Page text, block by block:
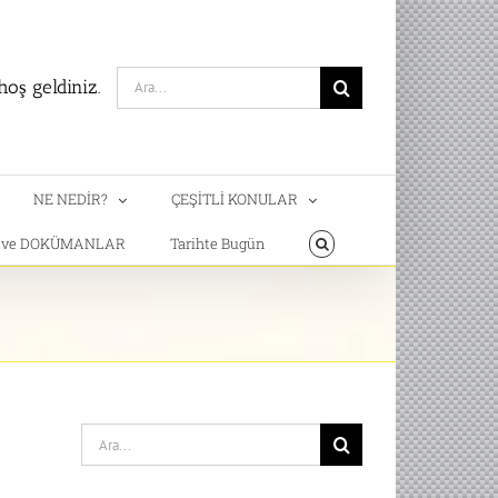
geldiniz.
Search
for:
NE NEDİR? ÇEŞİTLİ KONULAR
DOKÜMANLAR Tarihte Bugün
Search
for: